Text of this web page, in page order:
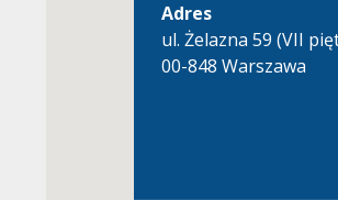
Adres
ul. Żelazna 59 (VII
00-848 Warszawa